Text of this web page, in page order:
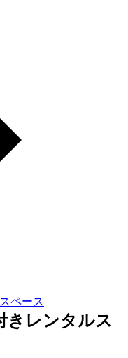
ペース
きレンタルス